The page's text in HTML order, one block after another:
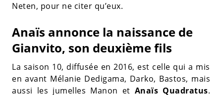
Neten, pour ne citer qu’eux.
Anaïs annonce la naissance de
Gianvito, son deuxième fils
La saison 10, diffusée en 2016, est celle qui a mis
en avant Mélanie Dedigama, Darko, Bastos, mais
aussi les jumelles Manon et Anaïs Quadratus.